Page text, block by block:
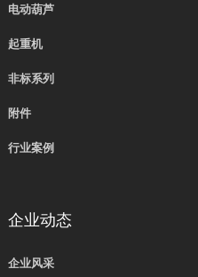
电动葫芦
起重机
非标系列
附件
行业案例
企业动态
企业风采